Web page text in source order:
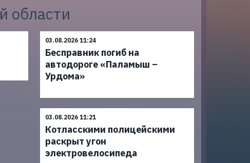
области
03.08.2026 11:24
Бесправник погиб на
автодороге «Паламыш –
Урдома»
03.08.2026 11:21
Котласскими полицейскими
раскрыт угон
электровелосипеда